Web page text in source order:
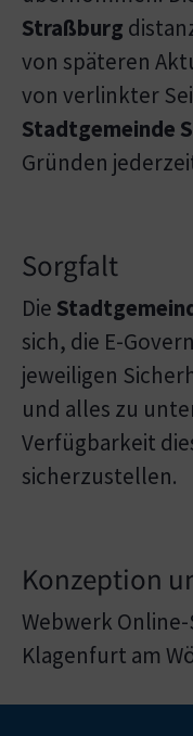
Straßburg
von späteren
von verlinkter
Stadtgemeinde
Gründen
Sorgfalt
Die
sich, die E-
jeweiligen
und alles zu
Verfügbarkeit
sicherzustellen.
Konzeption
Webwerk
Klagenfurt am